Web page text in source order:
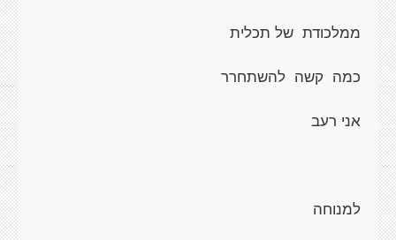
ממלכודת של תכלית
כמה קשה להשתחרר
אני רעב
למנוחה